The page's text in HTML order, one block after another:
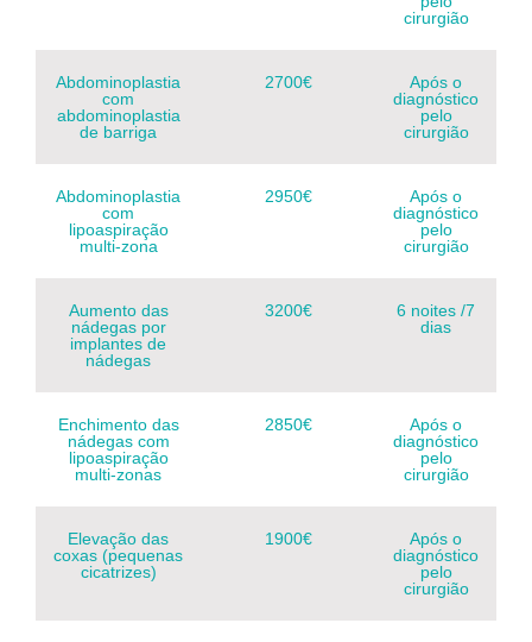
cirurgião
Abdominoplastia
com
abdominoplastia
de barriga
2700€
Após o
diagnóstico
pelo
cirurgião
Abdominoplastia
com
lipoaspiração
multi-zona
2950€
Após o
diagnóstico
pelo
cirurgião
Aumento das
nádegas por
implantes de
nádegas
3200€
6 noites /7
dias
Enchimento das
nádegas com
lipoaspiração
multi-zonas
2850€
Após o
diagnóstico
pelo
cirurgião
Elevação das
coxas (pequenas
cicatrizes)
1900€
Após o
diagnóstico
pelo
cirurgião